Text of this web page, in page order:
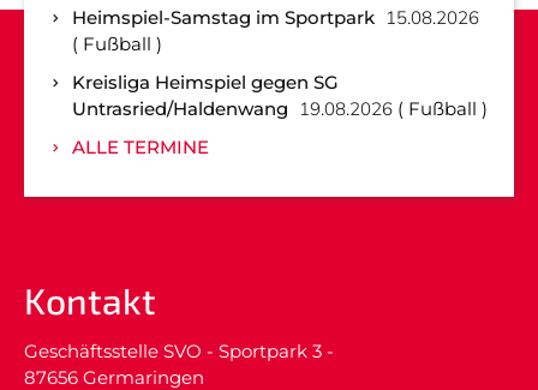
Heimspiel-Samstag im Sportpark 15.08.2026
Fußball
Kreisliga Heimspiel gegen SG
Untrasried/Haldenwang
19.08.2026
Fußball
ALLE TERMINE
Kontakt
Geschäftsstelle SVO - Sportpark 3 -
87656 Germaringen